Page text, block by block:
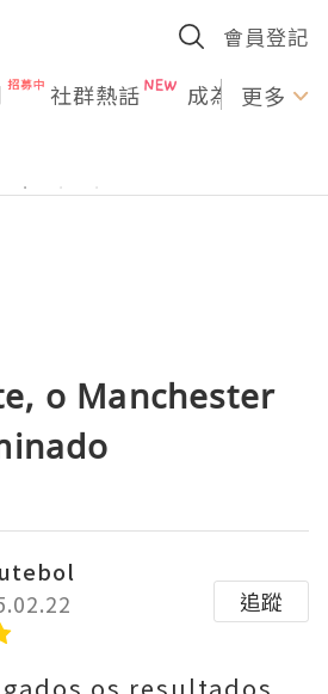
會員登記
社群熱話 成為U更多
o Manchester
追蹤